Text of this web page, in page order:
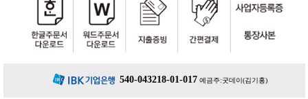
540-043218-01-017 예금주:굿데이(김기홍)